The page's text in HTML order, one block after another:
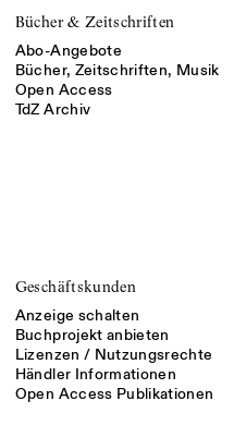
Bücher & Zeitschriften
Abo-Angebote
Bücher, Zeitschriften, Musik
Open Access
TdZ Archiv
Geschäftskunden
Anzeige schalten
Buchprojekt anbieten
Lizenzen / Nutzungsrechte
Händler Informationen
Open Access Publikationen